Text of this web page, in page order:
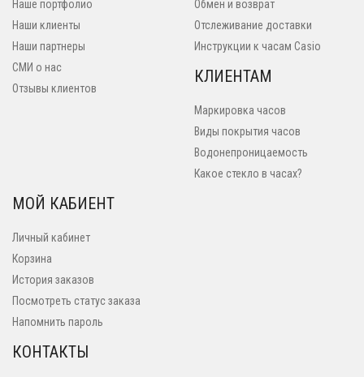
Наше портфолио
Наши клиенты
Наши партнеры
СМИ о нас
Отзывы клиентов
Обмен и возврат
Отслеживание доставки
Инструкции к часам Casio
КЛИЕНТАМ
Маркировка часов
Виды покрытия часов
Водонепроницаемость
Какое стекло в часах?
МОЙ КАБИЕНТ
Личный кабинет
Корзина
История заказов
Посмотреть статус заказа
Напомнить пароль
КОНТАКТЫ